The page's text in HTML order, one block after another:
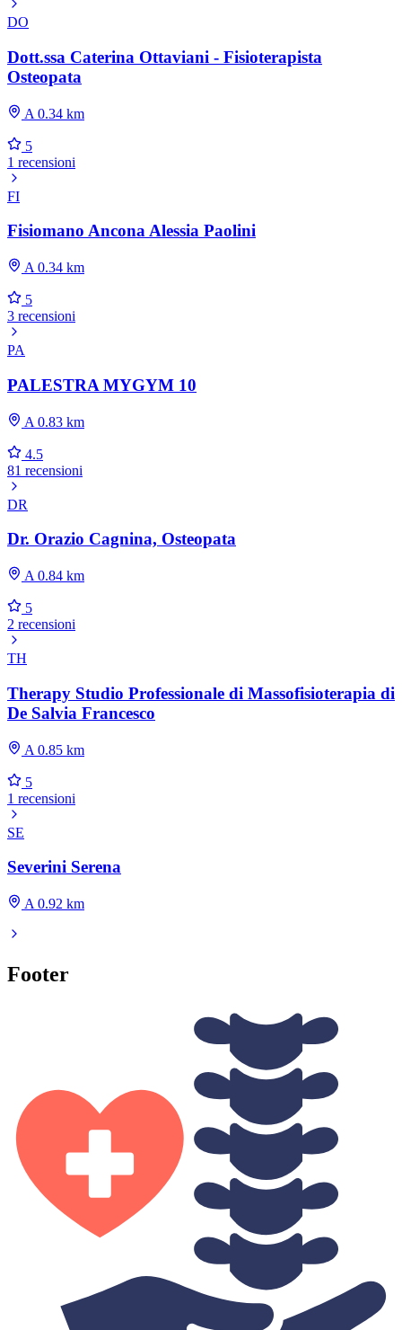
DO
Dott.ssa Caterina Ottaviani - Fisioterapista
Osteopata
A 0.34 km
5
1 recensioni
FI
Fisiomano Ancona Alessia Paolini
A 0.34 km
5
3 recensioni
PA
PALESTRA MYGYM 10
A 0.83 km
4.5
81 recensioni
DR
Dr. Orazio Cagnina, Osteopata
A 0.84 km
5
2 recensioni
TH
Therapy Studio Professionale di Massofisioterapia di
De Salvia Francesco
A 0.85 km
5
1 recensioni
SE
Severini Serena
A 0.92 km
Footer